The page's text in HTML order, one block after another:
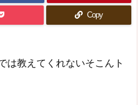
Copy
は教えてくれないそこんト